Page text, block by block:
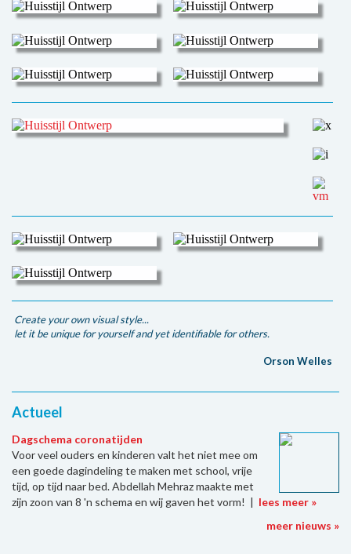
Create your own visual style...
let it be unique for yourself and yet identifiable for others.
Orson Welles
Actueel
Dagschema coronatijden
Voor veel ouders en kinderen valt het niet mee om
een goede dagindeling te maken met school, vrije
tijd, op tijd naar bed. Abdellah Mehraz maakte met
zijn zoon van 8 'n schema en wij gaven het vorm! | lees meer »
meer nieuws »